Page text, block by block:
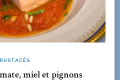
miel et pignons